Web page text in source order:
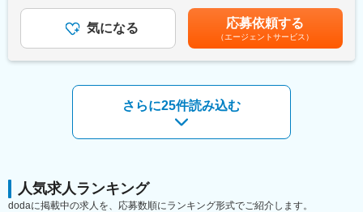
・定年：65歳。その後も契約社員としてご活躍いただいているの
事例が多数ございます。
・充実の福利厚生： 社会保険完備（雇用・健康・労災・厚生年
金）、配属先が遠方になった場合の引越費用も全額支給いたしま
す。
◆全社員が将来に不安なく働ける会社を目指す：
・将来の給与の見える化と、そのイメージ
・キャリアUPの為の勉強支援と給与の紐づき
・定量評価の構築
変更の範囲：会社の定める業務
・小売業向け販売支援システム／チーム規模2～5名
・（進行中および拡大業務）クラウド型営業支援パッケージ開発
支援、導入支援／チーム規模2～5名
※成果に応じた報酬制度あり、実力に応じて役職をお任せします。
44名（20代／17名、30代／12名、40代以上／15名）
※社員の4割以上は中途入社
よる（昨年実績は年間2～4ヶ月分）賃金はあくまでも目安の金額
であり、選考を通じて上下する可能性があります。月給(月額)は固
定手当を含めた表記です。
気になる 応募依頼する
（エージェントサービス）
さらに25件読み込む
人気求人ランキング
dodaに掲載中の求人を、応募数順にランキング形式でご紹介します。